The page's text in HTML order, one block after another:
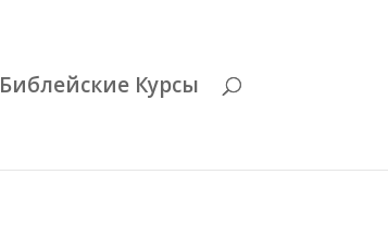
Библейские Курсы